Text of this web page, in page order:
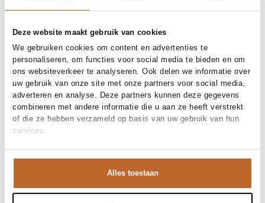
Deze website maakt gebruik van cookies
We gebruiken cookies om content en advertenties te
personaliseren, om functies voor social media te bieden en om
ons websiteverkeer te analyseren. Ook delen we informatie over
uw gebruik van onze site met onze partners voor social media,
adverteren en analyse. Deze partners kunnen deze gegevens
combineren met andere informatie die u aan ze heeft verstrekt
of die ze hebben verzameld op basis van uw gebruik van hun
services.
Alles toestaan